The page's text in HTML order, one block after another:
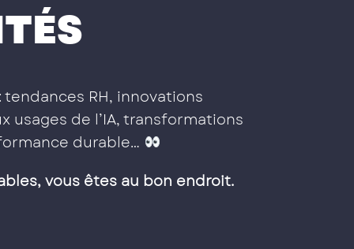
: tendances RH, innovations
usages de l’IA, transformations
durable…
vous êtes au bon endroit.